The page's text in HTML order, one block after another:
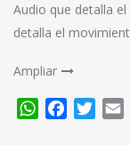
Audio que detalla
detalla el
Ampliar
WhatsApp
Facebook